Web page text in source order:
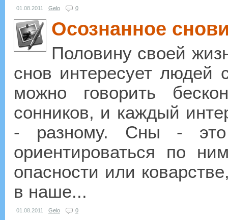
01.08.2011 Gelo 0
Осознанное
Половину своей
снов интересует
можно говорить
сонников, и каждый
- разному. Сны -
ориентироваться по
опасности или
в наше...
01.08.2011 Gelo 0